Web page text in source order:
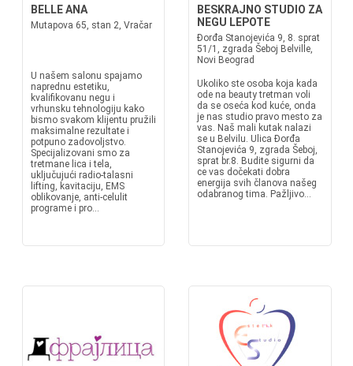
BELLE ANA
Mutapova 65, stan 2, Vračar
U našem salonu spajamo
naprednu estetiku,
kvalifikovanu negu i
vrhunsku tehnologiju kako
bismo svakom klijentu pružili
maksimalne rezultate i
potpuno zadovoljstvo.
Specijalizovani smo za
tretmane lica i tela,
uključujući radio-talasni
lifting, kavitaciju, EMS
oblikovanje, anti-celulit
programe i pro...
BESKRAJNO STUDIO ZA
NEGU LEPOTE
Đorđa Stanojevića 9, 8. sprat
51/1, zgrada Šeboj Belville,
Novi Beograd
Ukoliko ste osoba koja kada
ode na beauty tretman voli
da se oseća kod kuće, onda
je nas studio pravo mesto za
vas. Naš mali kutak nalazi
se u Belvilu. Ulica Đorđa
Stanojevića 9, zgrada Šeboj,
sprat br.8. Budite sigurni da
ce vas dočekati dobra
energija svih članova našeg
odabranog tima. Pažljivo...